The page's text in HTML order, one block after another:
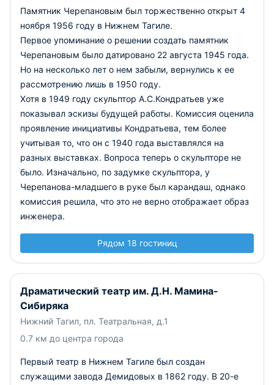
Памятник Черепановым был торжественно открыт 4
ноября 1956 году в Нижнем Тагиле.
Первое упоминание о решении создать памятник
Черепановым было датировано 22 августа 1945 года.
Но на несколько лет о нем забыли, вернулись к ее
рассмотрению лишь в 1950 году.
Хотя в 1949 году скульптор А.С.Кондратьев уже
показывал эскизы будущей работы. Комиссия оценила
проявление инициативы Кондратьева, тем более
учитывая то, что он с 1940 года выставлялся на
разных выставках. Вопроса теперь о скульпторе не
было. Изначально, по задумке скульптора, у
Черепанова-младшего в руке был карандаш, однако
комиссия решила, что это не верно отображает образ
инженера.
Рядом 18 гостиниц
Драматический театр им. Д.Н. Мамина-
Сибиряка
Нижний Тагил, пл. Театральная, д.1
0.7 км до центра города
Первый театр в Нижнем Тагиле был создан
служащими завода Демидовых в 1862 году. В 20-е